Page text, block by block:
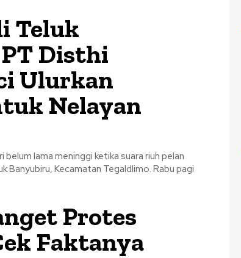
Teluk
Disthi
Ulurkan
Nelayan
lama meninggi ketika suara riuh pelan
Banyubiru, Kecamatan Tegaldlimo. Rabu pagi
Protes
Faktanya